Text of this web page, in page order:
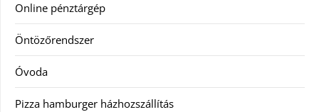
Online pénztárgép
Öntözőrendszer
Óvoda
Pizza hamburger házhozszállítás